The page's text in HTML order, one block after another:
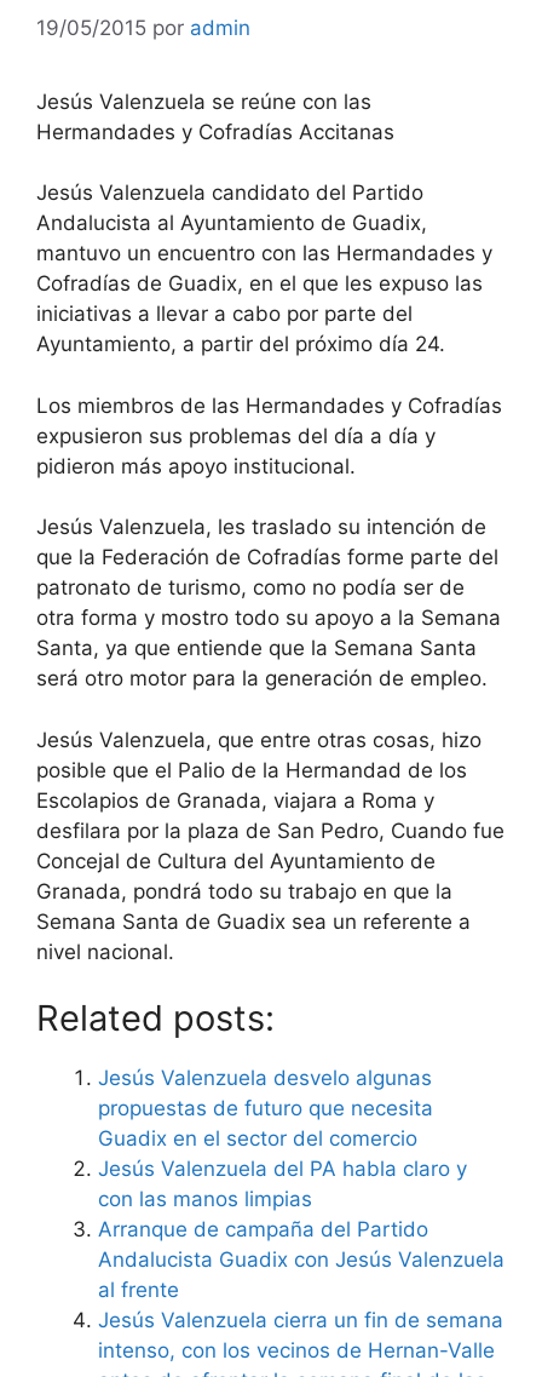
19/05/2015 por admin
Jesús Valenzuela se reúne con las
Hermandades y Cofradías Accitanas
Jesús Valenzuela candidato del Partido
Andalucista al Ayuntamiento de Guadix,
mantuvo un encuentro con las Hermandades y
Cofradías de Guadix, en el que les expuso las
iniciativas a llevar a cabo por parte del
Ayuntamiento, a partir del próximo día 24.
Los miembros de las Hermandades y Cofradías
expusieron sus problemas del día a día y
pidieron más apoyo institucional.
Jesús Valenzuela, les traslado su intención de
que la Federación de Cofradías forme parte del
patronato de turismo, como no podía ser de
otra forma y mostro todo su apoyo a la Semana
Santa, ya que entiende que la Semana Santa
será otro motor para la generación de empleo.
Jesús Valenzuela, que entre otras cosas, hizo
posible que el Palio de la Hermandad de los
Escolapios de Granada, viajara a Roma y
desfilara por la plaza de San Pedro, Cuando fue
Concejal de Cultura del Ayuntamiento de
Granada, pondrá todo su trabajo en que la
Semana Santa de Guadix sea un referente a
nivel nacional.
Related posts:
Jesús Valenzuela desvelo algunas
propuestas de futuro que necesita
Guadix en el sector del comercio
Jesús Valenzuela del PA habla claro y
con las manos limpias
Arranque de campaña del Partido
Andalucista Guadix con Jesús Valenzuela
al frente
Jesús Valenzuela cierra un fin de semana
intenso, con los vecinos de Hernan-Valle